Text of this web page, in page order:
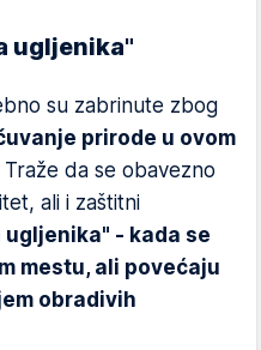
ugljenika"
su zabrinute zbog
prirode u ovom
Traže da se obavezno
ali i zaštitni
ugljenika" - kada se
mestu, ali povećaju
obradivih